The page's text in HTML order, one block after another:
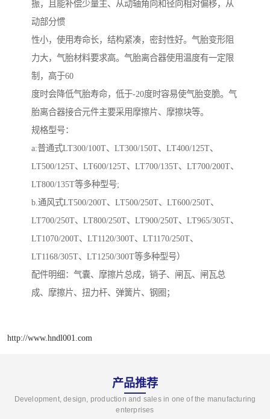
振，且能补偿少量主、从动轴角向和径向相对偏移，从
动部分惯
性小，使用寿命长，结构紧凑，密封性好。气胎变形阻
力大，气胎材料要求高。气胎离合器使用温度有一定限
制，高于60
度时会降低气胎寿命，低于-20度时容易使气胎变脆。气
胎离合器接合元件主要采用摩擦片、摩擦块等。
规格型号：
a:普通式LT300/100T、LT300/150T、LT400/125T、
LT500/125T、LT600/125T、LT700/135T、LT700/200T、
LT800/135T等多种型号;
b.通风式LT500/200T、LT500/250T、LT600/250T、
LT700/250T、LT800/250T、LT900/250T、LT965/305T、
LT1070/200T、LT1120/300T、LT1170/250T、
LT1168/305T、LT1250/300T等多种型号）
配件明细：气囊、摩擦片总成，销子、闸瓦、闸瓦总
成、摩擦片、扭力杆、弹簧片、钢圈；
http://www.hndl001.com
产品推荐
Development, design, production and sales in one of the manufacturing
enterprises